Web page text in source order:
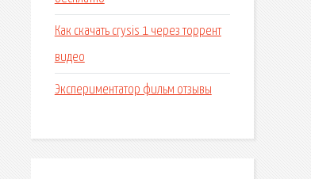
Как скачать crysis 1 через торрент
видео
Экспериментатор фильм отзывы